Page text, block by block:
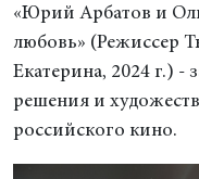
«Юрий Арбатов и
любовь» (Режиссер
Екатерина, 2024 г.) -
решения и
российского кино.